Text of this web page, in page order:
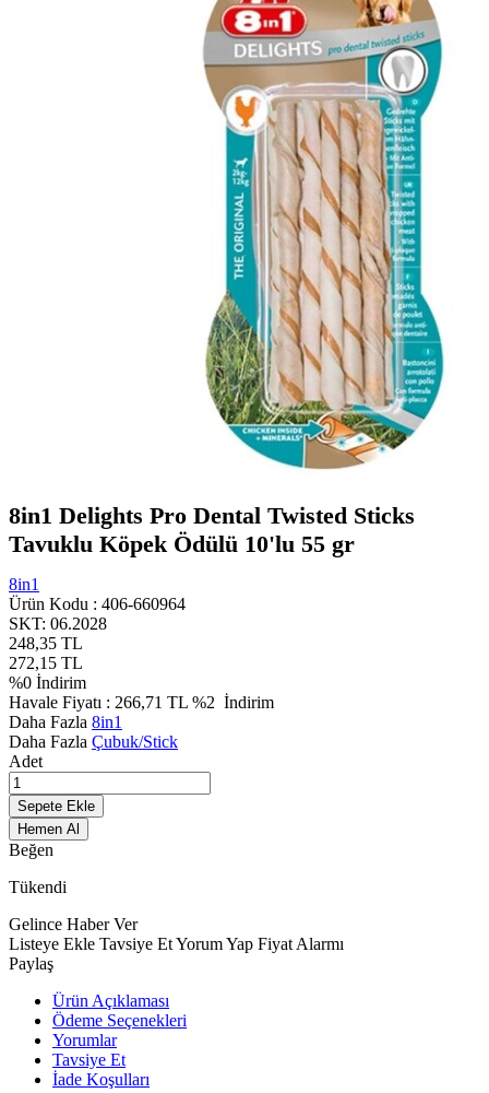
8in1 Delights Pro Dental Twisted Sticks
Tavuklu Köpek Ödülü 10'lu 55 gr
8in1
Ürün Kodu : 406-660964
SKT: 06.2028
248,35 TL
272,15 TL
%0 İndirim
Havale Fiyatı : 266,71 TL %2 İndirim
Daha Fazla 8in1
Daha Fazla Çubuk/Stick
Adet
Sepete Ekle
Hemen Al
Beğen
Tükendi
Gelince Haber Ver
Listeye Ekle Tavsiye EtYorum Yap Fiyat Alarmı
Paylaş
Ürün Açıklaması
Ödeme Seçenekleri
Yorumlar
Tavsiye Et
İade Koşulları